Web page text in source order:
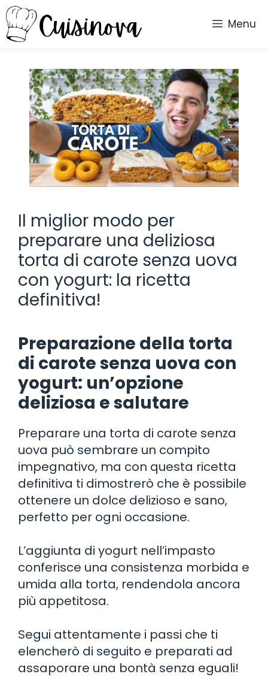
Vai
al
contenuto
Menu
Il miglior modo per
preparare una deliziosa
torta di carote senza uova
con yogurt: la ricetta
definitiva!
Preparazione della torta
di carote senza uova con
yogurt: un’opzione
deliziosa e salutare
Preparare una torta di carote senza
uova può sembrare un compito
impegnativo, ma con questa ricetta
definitiva ti dimostrerò che è possibile
ottenere un dolce delizioso e sano,
perfetto per ogni occasione.
L’aggiunta di yogurt nell’impasto
conferisce una consistenza morbida e
umida alla torta, rendendola ancora
più appetitosa.
Segui attentamente i passi che ti
elencherò di seguito e preparati ad
assaporare una bontà senza eguali!